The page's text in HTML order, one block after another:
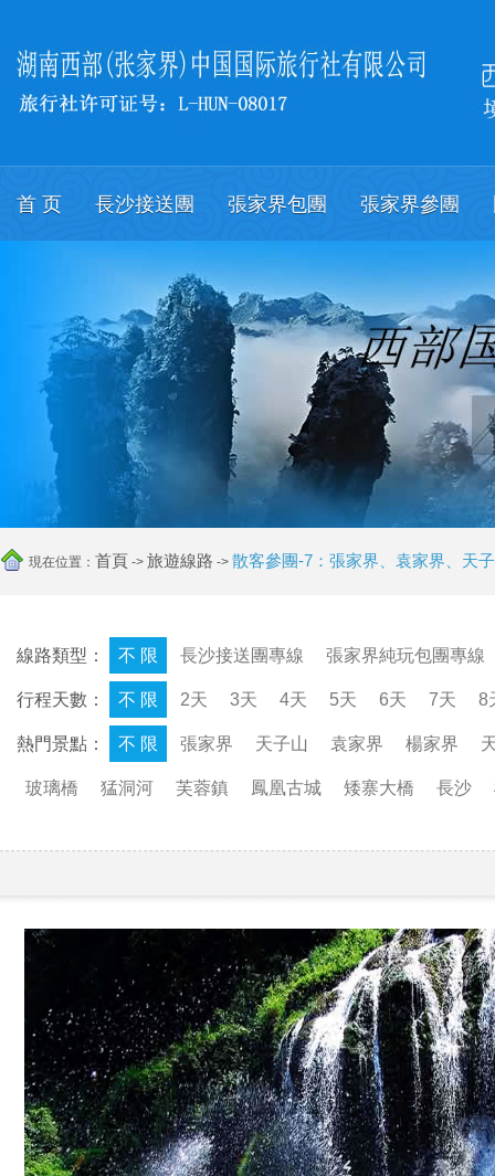
首 页 長沙接送團 張家界包團 張家界參團
現在位置： 首頁 -> 旅遊線路 -> 散客參團-7：張家界、袁家界、天
線路類型： 不 限 長沙接送團專線 張家界純玩包團專線
行程天數： 不 限 2天 3天 4天 5天 6天 7天 8
熱門景點： 不 限 張家界 天子山 袁家界 楊家界
玻璃橋 猛洞河 芙蓉鎮 鳳凰古城 矮寨大橋 長沙